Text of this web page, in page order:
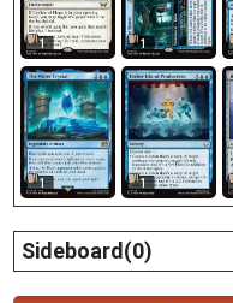
1 1
1 1
Sideboard(0)